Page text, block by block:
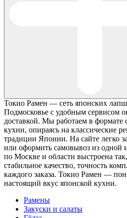
Токио Рамен — сеть японских
Подмосковье с удобным сервисом
доставкой. Мы работаем в формате
кухни, опираясь на классические
традиции Японии. На сайте легко
или оформить самовывоз из одной
по Москве и области выстроена
стабильное качество, точность
каждого заказа. Токио Рамен —
настоящий вкус японской кухни.
Рамены
Закуски и салаты